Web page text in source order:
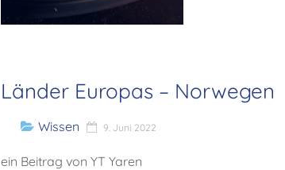
Länder Europas – Norwegen
Wissen 9. Juni 2022
ein Beitrag von YT Yaren